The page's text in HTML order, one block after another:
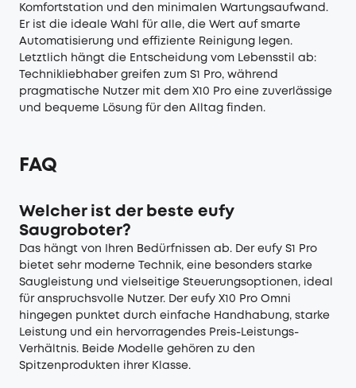
Komfortstation und den minimalen Wartungsaufwand.
Er ist die ideale Wahl für alle, die Wert auf smarte
Automatisierung und effiziente Reinigung legen.
Letztlich hängt die Entscheidung vom Lebensstil ab:
Technikliebhaber greifen zum S1 Pro, während
pragmatische Nutzer mit dem X10 Pro eine zuverlässige
und bequeme Lösung für den Alltag finden.
FAQ
Welcher ist der beste eufy
Saugroboter?
Das hängt von Ihren Bedürfnissen ab. Der eufy S1 Pro
bietet sehr moderne Technik, eine besonders starke
Saugleistung und vielseitige Steuerungsoptionen, ideal
für anspruchsvolle Nutzer. Der eufy X10 Pro Omni
hingegen punktet durch einfache Handhabung, starke
Leistung und ein hervorragendes Preis-Leistungs-
Verhältnis. Beide Modelle gehören zu den
Spitzenprodukten ihrer Klasse.